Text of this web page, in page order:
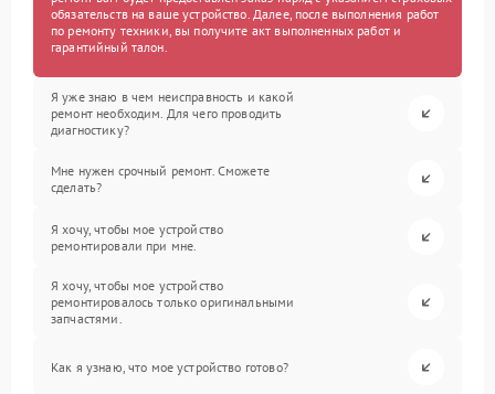
обязательств на ваше устройство. Далее, после выполнения работ
по ремонту техники, вы получите акт выполненных работ и
гарантийный талон.
Я уже знаю в чем неисправность и какой
ремонт необходим. Для чего проводить
диагностику?
Мне нужен срочный ремонт. Сможете
сделать?
Я хочу, чтобы мое устройство
ремонтировали при мне.
Я хочу, чтобы мое устройство
ремонтировалось только оригинальными
запчастями.
Как я узнаю, что мое устройство готово?